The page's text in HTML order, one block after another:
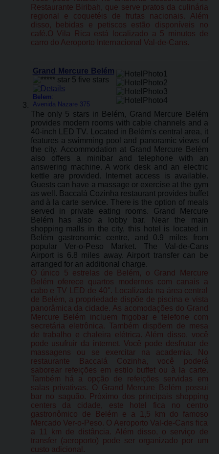
Restaurante Biribah, que serve pratos da culinária
regional e coquetéis de frutas nacionais. Além
disso, bebidas e petiscos estão disponíveis no
café.O Vila Rica está localizado a 5 minutos de
carro do Aeroporto Internacional Val-de-Cans.
Grand Mercure Belém
Belem:
Avenida Nazare 375
The only 5 stars in Belém, Grand Mercure Belém
provides modern rooms with cable channels and a
40-inch LED TV. Located in Belém's central area, it
features a swimming pool and panoramic views of
the city. Accommodation at Grand Mercure Belém
also offers a minibar and telephone with an
answering machine. A work desk and an electric
kettle are provided. Internet access is available.
Guests can have a massage or exercise at the gym
as well. Baccalá Cozinha restaurant provides buffet
and à la carte service. There is the option of meals
served in private eating rooms. Grand Mercure
Belém has also a lobby bar. Near the main
shopping malls in the city, this hotel is located in
Belém gastronomic centre, and 0.9 miles from
popular Ver-o-Peso Market. The Val-de-Cans
Airport is 6.8 miles away. Airport transfer can be
arranged for an additional charge.
O único 5 estrelas de Belém, o Grand Mercure
Belém oferece quartos modernos com canais a
cabo e TV LED de 40''. Localizada na área central
de Belém, a propriedade dispõe de piscina e vista
panorâmica da cidade. As acomodações do Grand
Mercure Belém incluem frigobar e telefone com
secretária eletrônica. Também dispõem de mesa
de trabalho e chaleira elétrica. Além disso, você
pode usufruir da internet. Você pode desfrutar de
massagens ou se exercitar na academia. No
restaurante Baccalá Cozinha, você poderá
saborear refeições em estilo buffet ou à la carte.
Também há a opção de refeições servidas em
salas privativas. O Grand Mercure Belém possui
bar no saguão. Próximo dos principais shopping
centers da cidade, este hotel fica no centro
gastronômico de Belém e a 1,5 km do famoso
Mercado Ver-o-Peso. O Aeroporto Val-de-Cans fica
a 11 km de distância. Além disso, o serviço de
transfer (aeroporto) pode ser organizado por um
custo adicional.